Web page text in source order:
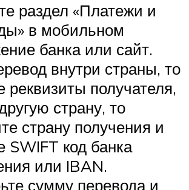
раздел «Платежи и
в мобильном
банка или сайт.
внутри страны, то
реквизиты получателя,
страну, то
страну получения и
SWIFT код банка
или IBAN.
сумму перевода и